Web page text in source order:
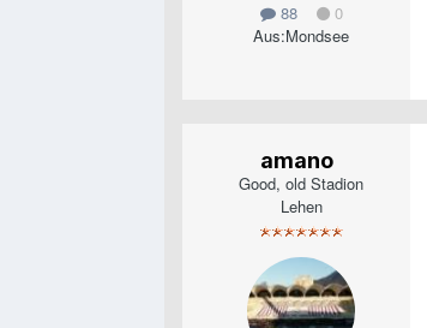
88
0
Aus:Mondsee
amano
Good, old Stadion
Lehen